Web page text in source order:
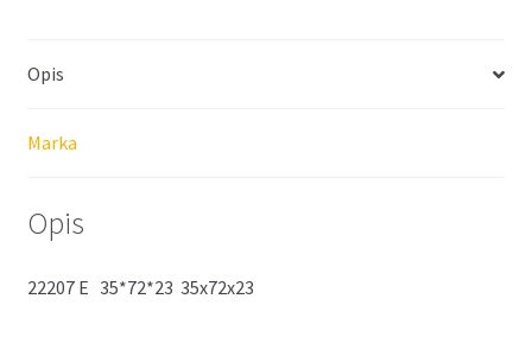
Opis
Marka
Opis
22207 E 35*72*23 35x72x23